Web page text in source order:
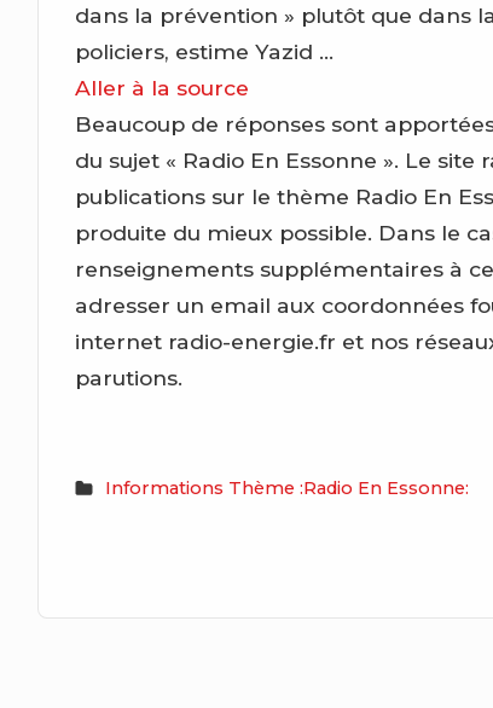
dans la prévention » plutôt que dans
policiers, estime Yazid …
Aller à la source
Beaucoup de réponses sont
du sujet « Radio En Essonne ». Le
publications sur le thème Radio En
produite du mieux possible. Dans le
renseignements supplémentaires à
adresser un email aux coordonnées
internet radio-energie.fr et nos
parutions.
Informations Thème :Radio En Essonne: